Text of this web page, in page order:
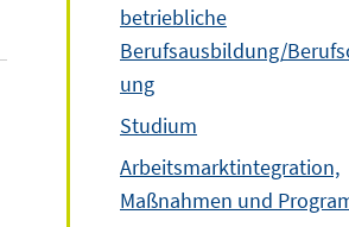
betriebliche
Berufsausbildung/
ung
Studium
Arbeitsmarktintegration,
Maßnahmen und